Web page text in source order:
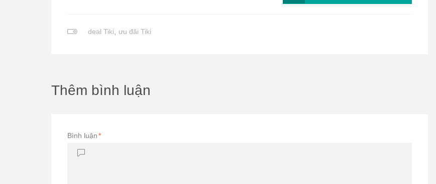
deal Tiki, ưu đãi Tiki
Thêm bình luận
Bình luận*